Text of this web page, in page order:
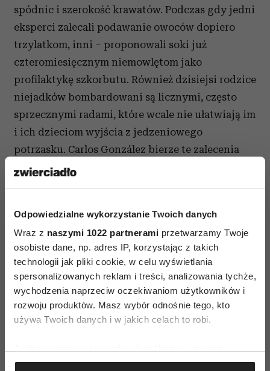
Odpowiedzialne wykorzystanie Twoich danych
Wraz z naszymi 1022 partnerami przetwarzamy Twoje
osobiste dane, np. adres IP, korzystając z takich
technologii jak pliki cookie, w celu wyświetlania
spersonalizowanych reklam i treści, analizowania tychże,
wychodzenia naprzeciw oczekiwaniom użytkowników i
rozwoju produktów. Masz wybór odnośnie tego, kto
używa Twoich danych i w jakich celach to robi.
Gromadzić dane dotyczące Twojej lokalizacji
spódnic i szerokość krawatów. Podczas gdy jedni
eksperci zalecali podawanie owoców dopiero
trzylatkom, inni – proponowali soki już
czteromiesięcznym niemowlętom jako
profilaktykę szkorbutu. Również dzisiejsi rodzice
niejadków bombardowani są licznymi, często
sprzecznymi radami, które wcale nie ułatwiają im
i ich dzieciom wyjścia z jedzeniowego
potrzasku. Carlos González bierze te zalecenia
pod lupę i pokazuje, które z nich rzeczywiście
Ta świetnie napisana książka, momentami
skrząca dowcipem i pełna prawdziwych historii,
uratowała życie – a w każdym razie jakość życia –
tysiącom rodzin niejadków nie tylko
w Hiszpanii, gdzie doczekała się ponad 10
dodruków, ale także w Wielkiej Brytanii i kilku
Premiera 16.05.2013, podczas Targów Książki